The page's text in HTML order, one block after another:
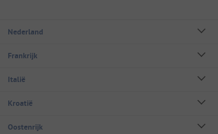
Nederland
Frankrijk
Italië
Kroatië
Oostenrijk